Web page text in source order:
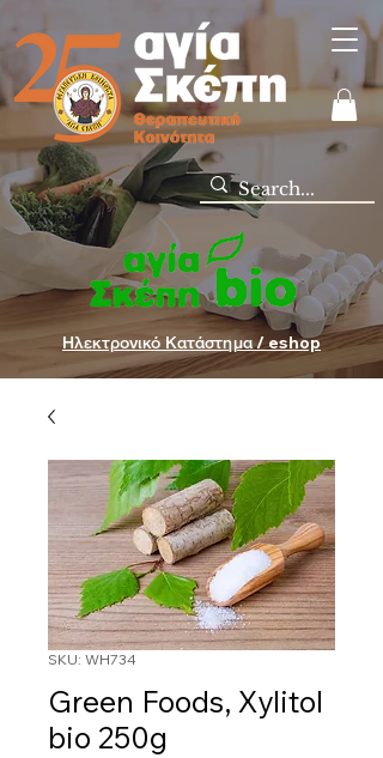
Ηλεκτρονικό Κατάστημα / eshop
SKU: WH734
Green Foods, Xylitol
bio 250g